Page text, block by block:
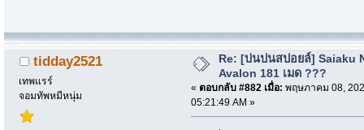
tidday2521
เทพแรร์
จอมทัพหมีหนุ่ม
Re: [บ่นปนสปอยล์] Saiaku
Avalon 181 เมด ???
« ตอบกลับ #882 เมื่อ: พฤษภาคม 08,
05:21:49 AM »